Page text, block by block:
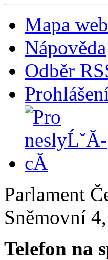
Mapa
Nápověda
Odběr
Parlament
Sněmovní
Telefon na